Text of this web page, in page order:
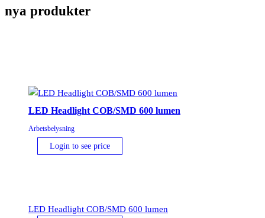
nya produkter
LED Headlight COB/SMD 600 lumen
Arbetsbelysning
Login to see price
LED Headlight COB/SMD 600 lumen